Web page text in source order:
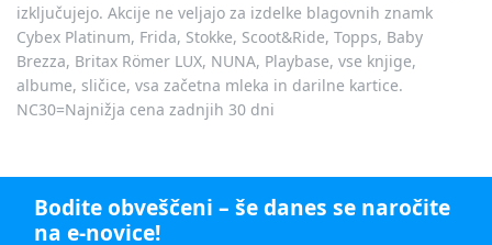
izključujejo. Akcije ne veljajo za izdelke blagovnih znamk
Cybex Platinum, Frida, Stokke, Scoot&Ride, Topps, Baby
Brezza, Britax Römer LUX, NUNA, Playbase, vse knjige,
albume, sličice, vsa začetna mleka in darilne kartice.
NC30=Najnižja cena zadnjih 30 dni
Bodite obveščeni – še danes se naročite
na e-novice!